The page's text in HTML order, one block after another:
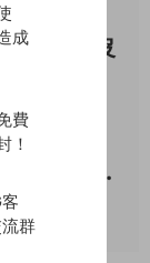
時間還沒
顯示偏
址的問題.
成
費
！
群